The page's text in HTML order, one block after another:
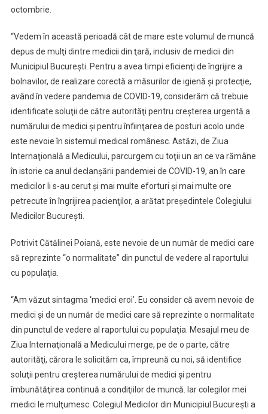
octombrie.
“Vedem în această perioadă cât de mare este volumul de muncă
depus de mulţi dintre medicii din ţară, inclusiv de medicii din
Municipiul Bucureşti. Pentru a avea timpi eficienţi de îngrijire a
bolnavilor, de realizare corectă a măsurilor de igienă şi protecţie,
având în vedere pandemia de COVID-19, considerăm că trebuie
identificate soluţii de către autorităţi pentru creşterea urgentă a
numărului de medici şi pentru înfiinţarea de posturi acolo unde
este nevoie în sistemul medical românesc. Astăzi, de Ziua
Internaţională a Medicului, parcurgem cu toţii un an ce va rămâne
în istorie ca anul declanşării pandemiei de COVID-19, an în care
medicilor li s-au cerut şi mai multe eforturi şi mai multe ore
petrecute în îngrijirea pacienţilor, a arătat preşedintele Colegiului
Medicilor Bucureşti.
Potrivit Cătălinei Poiană, este nevoie de un număr de medici care
să reprezinte “o normalitate” din punctul de vedere al raportului
cu populaţia.
“Am văzut sintagma ‘medici eroi’. Eu consider că avem nevoie de
medici şi de un număr de medici care să reprezinte o normalitate
din punctul de vedere al raportului cu populaţia. Mesajul meu de
Ziua Internaţională a Medicului merge, pe de o parte, către
autorităţi, cărora le solicităm ca, împreună cu noi, să identifice
soluţii pentru creşterea numărului de medici şi pentru
îmbunătăţirea continuă a condiţiilor de muncă. Iar colegilor mei
medici le mulţumesc. Colegiul Medicilor din Municipiul Bucureşti a